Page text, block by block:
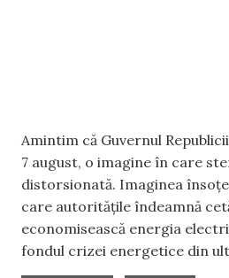
Amintim că Guvernul
7 august, o imagine în care
distorsionată. Imaginea
care autoritățile îndeamnă
economisească energia
fondul crizei energetice din